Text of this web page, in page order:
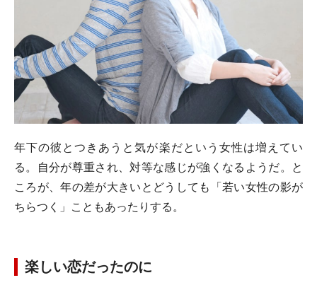
年下の彼とつきあうと気が楽だという女性は増えてい
る。自分が尊重され、対等な感じが強くなるようだ。と
ころが、年の差が大きいとどうしても「若い女性の影が
ちらつく」こともあったりする。
楽しい恋だったのに